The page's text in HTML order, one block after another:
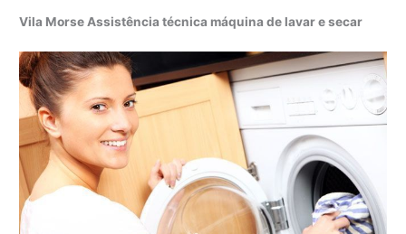
Vila Morse Assistência técnica máquina de lavar e secar